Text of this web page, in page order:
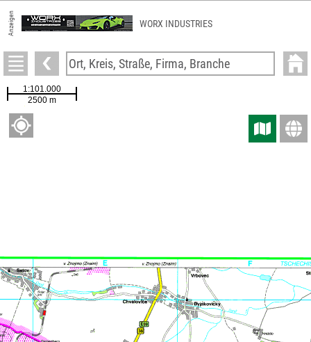
Anzeigen WORX INDUSTRIES